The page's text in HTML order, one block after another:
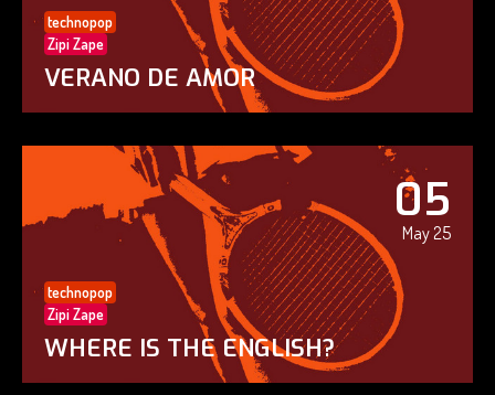
technopop
Zipi Zape
VERANO DE AMOR
05
May 25
technopop
Zipi Zape
WHERE IS THE ENGLISH?